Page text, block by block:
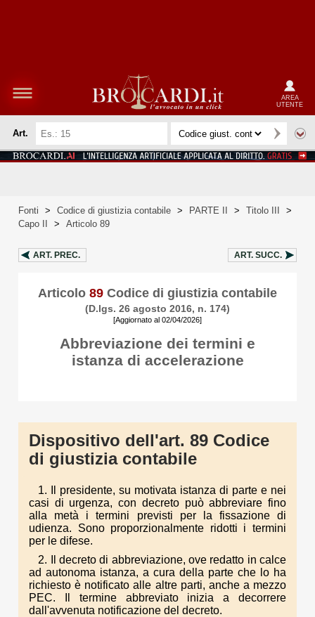
AREA
UTENTE
Art.
Fonti > Codice di giustizia contabile > PARTE II > Titolo III
>
Capo II
> Articolo 89
ART. PREC. ART. SUCC.
Articolo 89 Codice di giustizia contabile
(D.lgs. 26 agosto 2016, n. 174)
[Aggiornato al 02/04/2026]
Abbreviazione dei termini e
istanza di accelerazione
Dispositivo dell'art. 89 Codice
di giustizia contabile
1. Il presidente, su motivata istanza di parte e nei
casi di urgenza, con decreto può abbreviare fino
alla metà i termini previsti per la fissazione di
udienza. Sono proporzionalmente ridotti i termini
per le difese.
2. Il decreto di abbreviazione, ove redatto in calce
ad autonoma istanza, a cura della parte che lo ha
richiesto è notificato alle altre parti, anche a mezzo
PEC. Il termine abbreviato inizia a decorrere
dall'avvenuta notificazione del decreto.